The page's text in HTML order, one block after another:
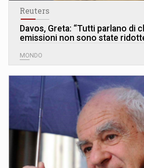
Reuters
Davos, Greta: “Tutti parlano di
emissioni non sono state
MONDO